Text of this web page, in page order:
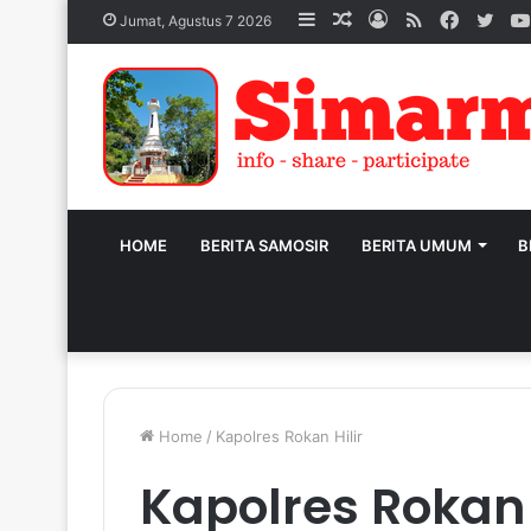
Jumat, Agustus 7 2026 Sidebar
Acak LogRSS
HOME BERITA SAMOSIR BERITA UMUM
Home / Kapolres Rokan Hilir
Kapolres